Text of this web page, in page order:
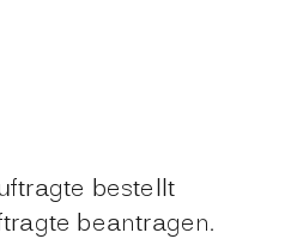
bestellt
beantragen.